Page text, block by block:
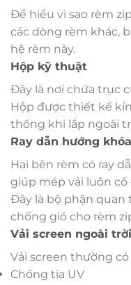
Để hiểu vì sao rèm
các dòng rèm khác,
hệ rèm này.
Hộp kỹ thuật
Đây là nơi chứa trục
Hộp được thiết kế
thống khi lắp ngoài
Ray dẫn hướng
Hai bên rèm có ray
giúp mép vải luôn cố
Đây là bộ phận
chống gió cho rèm
Vải screen ngoài trời
Vải screen thường
Chống tia UV